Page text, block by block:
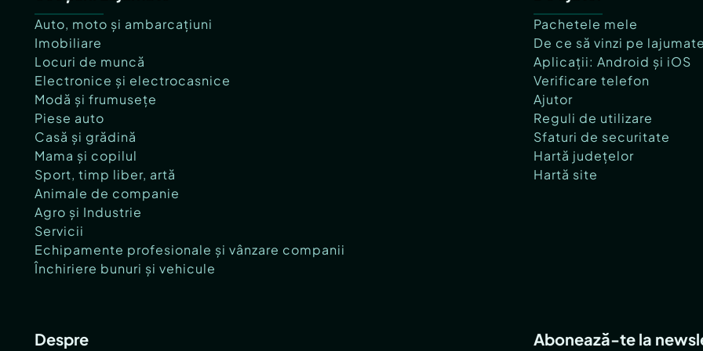
Auto, moto și ambarcațiuni
Imobiliare
Locuri de muncă
Electronice și electrocasnice
Modă și frumusețe
Piese auto
Casă și grădină
Mama și copilul
Sport, timp liber, artă
Animale de companie
Agro și Industrie
Servicii
Echipamente profesionale și vânzare companii
Închiriere bunuri și vehicule
Pachetele mele
De ce să vinzi pe
Aplicații: Android și iOS
Verificare telefon
Ajutor
Reguli de utilizare
Sfaturi de securitate
Hartă județelor
Hartă site
Despre Abonează-te la